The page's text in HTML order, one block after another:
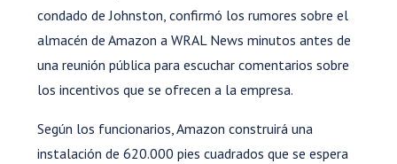
condado de Johnston, confirmó los rumores sobre el
almacén de Amazon a WRAL News minutos antes de
una reunión pública para escuchar comentarios sobre
los incentivos que se ofrecen a la empresa.
Según los funcionarios, Amazon construirá una
instalación de 620.000 pies cuadrados que se espera